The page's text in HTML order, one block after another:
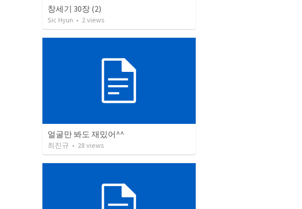
창세기 30장 (2)
Sic Hyun • 2views
얼굴만 봐도 재밌어^^
최진규 • 28 views